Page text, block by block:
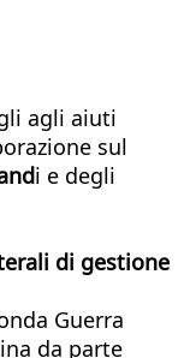
agli aiuti
sul
i e degli
di gestione
Guerra
da parte